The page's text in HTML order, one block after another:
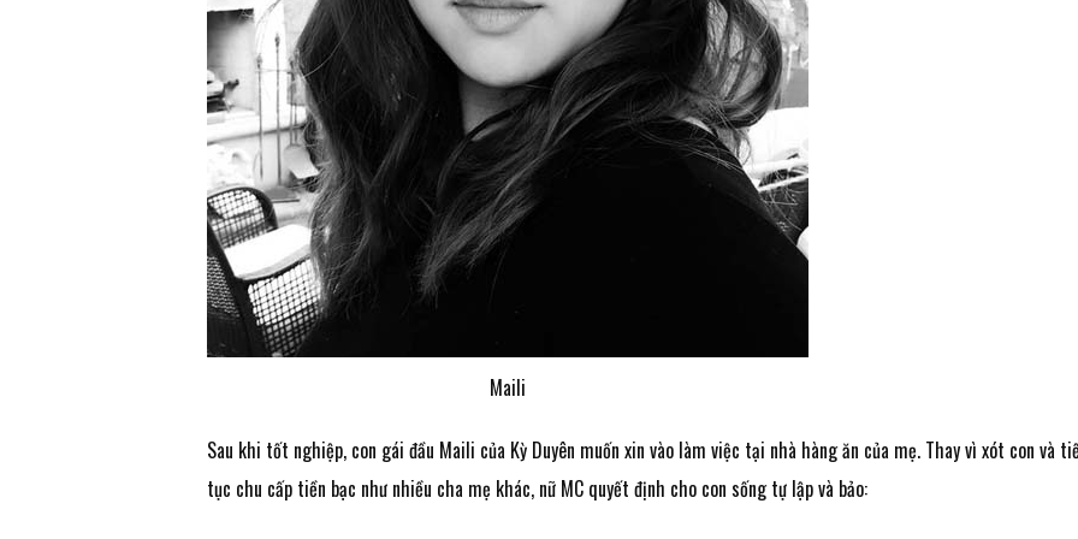
Maili
Sau khi tốt nghiệp, con gái đầu Maili của Kỳ Duyên muốn xin vào làm việc tại nhà hàng ăn của mẹ. Thay vì xót con và
tục chu cấp tiền bạc như nhiều cha mẹ khác, nữ MC quyết định cho con sống tự lập và bảo: